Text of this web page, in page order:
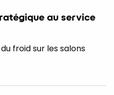
au service
froid sur les salons